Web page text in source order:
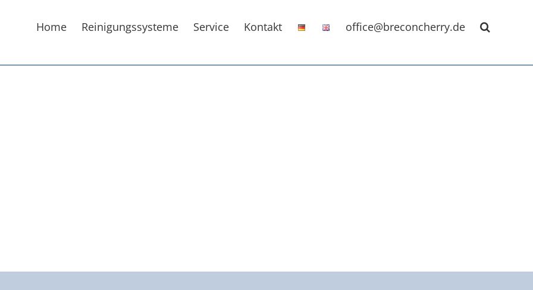
Home Reinigungssysteme Service Kontakt office@breconcherry.de